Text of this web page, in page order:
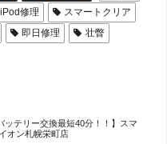
iPod修理
スマートクリア
即日修理
壮瞥
ッテリー交換最短40分！！】スマ
オン札幌栄町店